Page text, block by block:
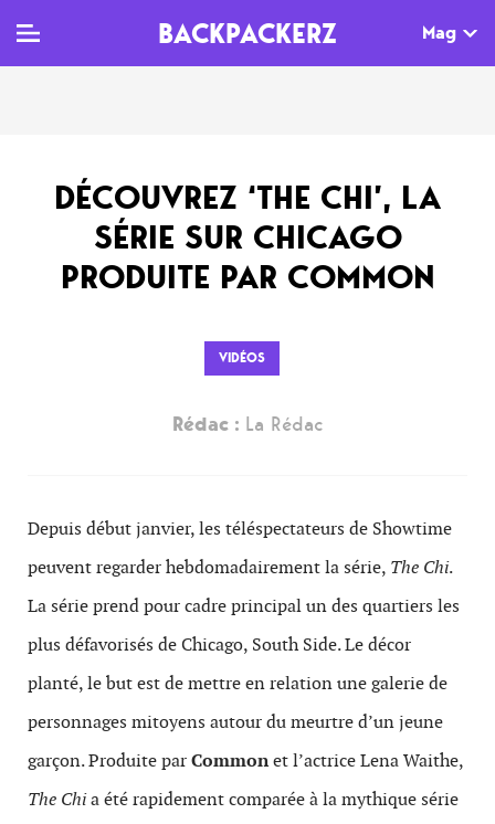
BACKPACKERZ Mag
Clips
Documentaires
Dossiers
Tops
Interviews
Chroniques
Paris
Festivals
DÉCOUVREZ ‘THE CHI’, LA
SÉRIE SUR CHICAGO
PRODUITE PAR COMMON
VIDÉOS
Rédac : La Rédac
Depuis début janvier, les téléspectateurs de Showtime
peuvent regarder hebdomadairement la série, The Chi.
La série prend pour cadre principal un des quartiers les
plus défavorisés de Chicago, South Side. Le décor
planté, le but est de mettre en relation une galerie de
personnages mitoyens autour du meurtre d’un jeune
garçon. Produite parCommonet l’actrice Lena Waithe,
The Chia été rapidement comparée à la mythique série